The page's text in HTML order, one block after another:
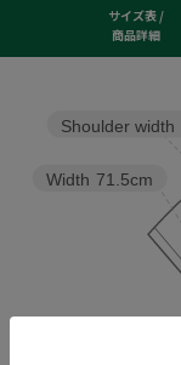
サイズ表 /
商品詳細
Width 71.5cm
Shoulder width